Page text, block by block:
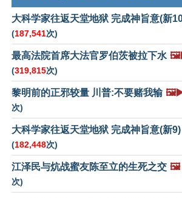
大科学家往返天堂地狱 完成神旨意(新
(187,541次)
最高法院首席大法官罗伯茨被拉下水
(319,815次)
黎明前的正邪较量 川普:不要赌我输
次)
大科学家往返天堂地狱 完成神旨意(新9)
(182,448次)
江泽民与炕战蜜友陈至立的生死之交 🖼️
次)